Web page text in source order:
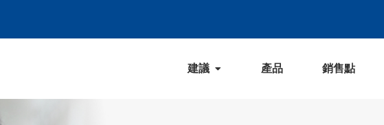
建議 產品 銷售點